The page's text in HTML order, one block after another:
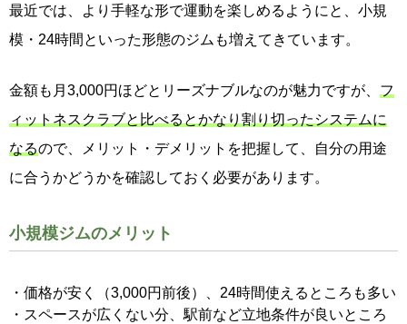
最近では、より手軽な形で運動を楽しめるようにと、小規
模・24時間といった形態のジムも増えてきています。
金額も月3,000円ほどとリーズナブルなのが魅力ですが、 フ
ィットネスクラブと比べるとかなり割り切ったシステムに
なるので、メリット・デメリットを把握して、自分の用途
に合うかどうかを確認しておく必要があります。
小規模ジムのメリット
・価格が安く（3,000円前後）、24時間使えるところも多い
・スペースが広くない分、駅前など立地条件が良いところ